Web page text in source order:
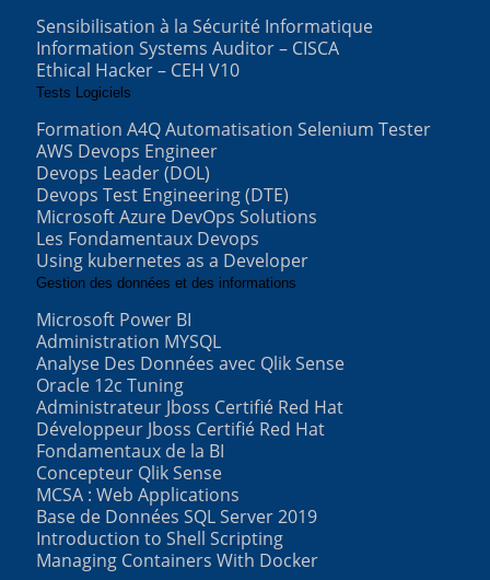
Sensibilisation à la Sécurité Informatique
Information Systems Auditor – CISCA
Ethical Hacker – CEH V10
Tests Logiciels
Formation A4Q Automatisation Selenium Tester
AWS Devops Engineer
Devops Leader (DOL)
Devops Test Engineering (DTE)
Microsoft Azure DevOps Solutions
Les Fondamentaux Devops
Using kubernetes as a Developer
Gestion des données et des informations
Microsoft Power BI
Administration MYSQL
Analyse Des Données avec Qlik Sense
Oracle 12c Tuning
Administrateur Jboss Certifié Red Hat
Développeur Jboss Certifié Red Hat
Fondamentaux de la BI
Concepteur Qlik Sense
MCSA : Web Applications
Base de Données SQL Server 2019
Introduction to Shell Scripting
Managing Containers With Docker